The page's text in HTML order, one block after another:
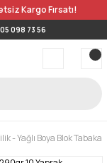
Kargo Fırsatı!
098 73 56
- Yağlı Boya Blok